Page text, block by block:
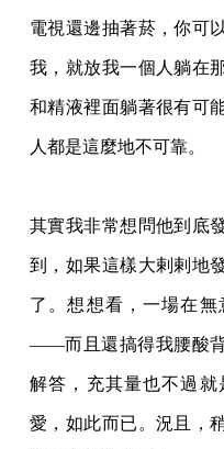
電視還邊抽著菸，你可
我，就放我一個人躺在
和精液裡面躺著很有可
人都是這麼地不可靠。
其實我非常想問他到底
到，如果這樣大剌剌地
了。想想看，一場在
——而且還搞得我腰酸
解答，充其量也不過
愛，如此而已。況且，